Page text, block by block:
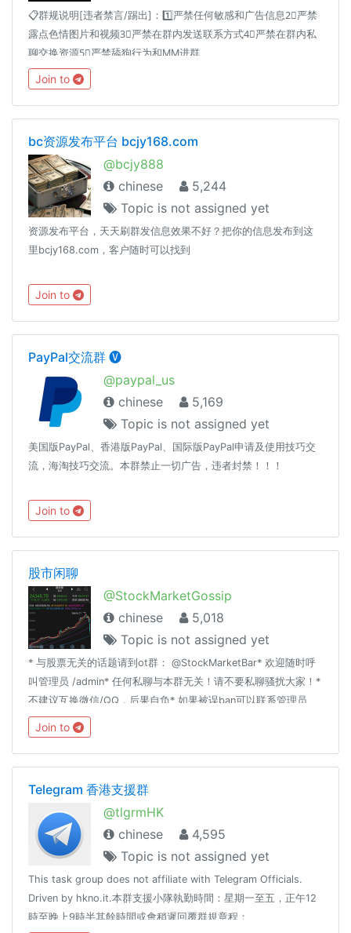
📋群规说明[违者禁言/踢出]：1️⃣严禁任何敏感和广告信息2⃣严禁
露点色情图片和视频3⃣严禁在群内发送联系方式4⃣严禁在群内私
聊交换资源5⃣严禁舔狗行为和MM进群
Join to
bc资源发布平台 bcjy168.com
@bcjy888
chinese
5,244
Topic is not assigned yet
资源发布平台，天天刷群发信息效果不好？把你的信息发布到这
里bcjy168.com，客户随时可以找到
Join to
PayPal交流群 🅥
@paypal_us
chinese
5,169
Topic is not assigned yet
美国版PayPal、香港版PayPal、国际版PayPal申请及使用技巧交
流，海淘技巧交流。本群禁止一切广告，违者封禁！！！
Join to
股市闲聊
@StockMarketGossip
chinese
5,018
Topic is not assigned yet
* 与股票无关的话题请到ot群： @StockMarketBar* 欢迎随时呼
叫管理员 /admin* 任何私聊与本群无关！请不要私聊骚扰大家！*
不建议互换微信/QQ，后果自负* 如果被误ban可以联系管理员
@fTVaS79 。* 有意做管理的 @fTVaS79 关键字： 股票 美股 A
股 ETF 理财 经济 基金 股市 金融 财经 港股 闲聊 吹水 聊天
Join to
Telegram 香港支援群
@tlgrmHK
chinese
4,595
Topic is not assigned yet
This task group does not affiliate with Telegram Officials.
Driven by hkno.it.本群支援小隊執勤時間：星期一至五，正午12
時至晚上9時半其餘時間或會稍遲回覆群規章程：